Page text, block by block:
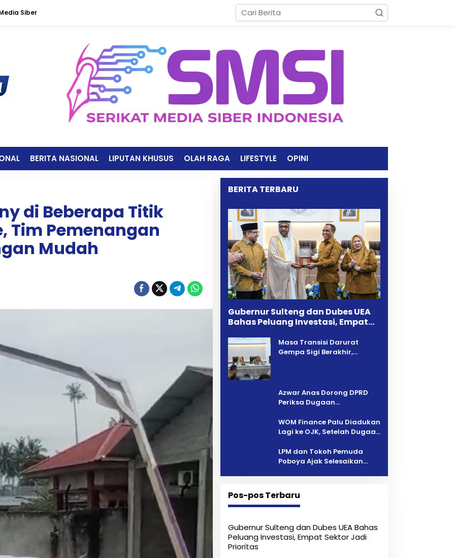
Siber
BERITA NASIONAL LIPUTAN KHUSUS OLAH RAGA LIFESTYLE OPINI
di Beberapa Titik
Tim Pemenangan
Mudah
BERITA TERBARU
Gubernur Sulteng dan Dubes UEA
Bahas Peluang Investasi, Empat
Masa Transisi Darurat
Gempa Sigi Berakhir,
Azwar Anas Dorong DPRD
Periksa Dugaan
Wilayah Tambang PT CPM
‎WOM Finance Palu Diadukan
Lagi ke OJK, Setelah Dugaan
Kendaraan Dipersoalkan ‎
LPM dan Tokoh Pemuda
Poboya Ajak Selesaikan
Kekeluargaan
Pos-pos Terbaru
Gubernur Sulteng dan Dubes UEA Bahas
Peluang Investasi, Empat Sektor Jadi
Prioritas